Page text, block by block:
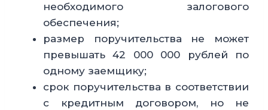
необходимого залогового
обеспечения;
размер поручительства не может
превышать 42 000 000 рублей по
одному заемщику;
срок поручительства в соответствии
с кредитным договором, но не